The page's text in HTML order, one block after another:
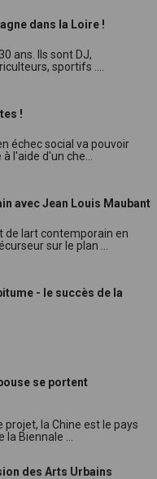
dans la Loire !
ans. Ils sont DJ,
sportifs ....
!
échec social va pouvoir
l'aide d'un che...
avec Jean Louis Maubant
de lart contemporain en
sur le plan ...
- le succès de la
se portent
projet, la Chine est le pays
Biennale ...
des Arts Urbains